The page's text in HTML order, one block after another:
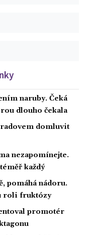
naruby. Čeká
dlouho čekala
domluvit
nezapomínejte.
každý
pomáhá nádoru.
roli fruktózy
promotér